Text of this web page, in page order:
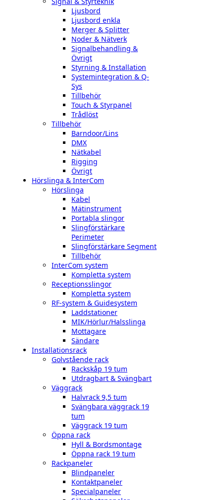
Ljusbord
Ljusbord enkla
Merger & Splitter
Noder & Nätverk
Signalbehandling &
Övrigt
Styrning & Installation
Systemintegration & Q-
Sys
Tillbehör
Touch & Styrpanel
Trådlöst
Tillbehör
Barndoor/Lins
DMX
Nätkabel
Rigging
Övrigt
Hörslinga & InterCom
Hörslinga
Kabel
Mätinstrument
Portabla slingor
Slingförstärkare
Perimeter
Slingförstärkare Segment
Tillbehör
InterCom system
Kompletta system
Receptionsslingor
Kompletta system
RF-system & Guidesystem
Laddstationer
MIK/Hörlur/Halsslinga
Mottagare
Sändare
Installationsrack
Golvstående rack
Rackskåp 19 tum
Utdragbart & Svängbart
Väggrack
Halvrack 9,5 tum
Svängbara väggrack 19
tum
Väggrack 19 tum
Öppna rack
Hyll & Bordsmontage
Öppna rack 19 tum
Rackpaneler
Blindpaneler
Kontaktpaneler
Specialpaneler